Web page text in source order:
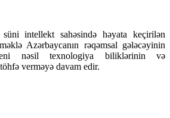
intellekt sahəsində həyata keçirilən
Azərbaycanın rəqəmsal gələcəyinin
yeni nəsil texnologiya biliklərinin və
töhfə verməyə davam edir.